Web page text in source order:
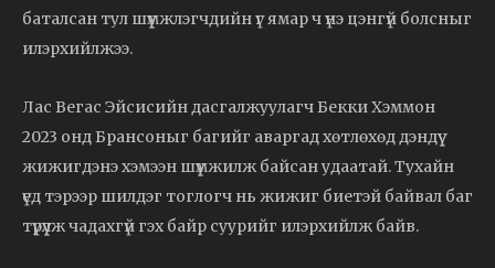
баталсан тул шүүмжлэгчдийн үг ямар ч үнэ цэнгүй болсныг
илэрхийлжээ.
Лас Вегас Эйсисийн дасгалжуулагч Бекки Хэммон
2023 онд Брансоныг багийг аваргад хөтлөхөд дэндүү
жижигдэнэ хэмээн шүүмжилж байсан удаатай. Тухайн
үед тэрээр шилдэг тоглогч нь жижиг биетэй байвал баг
түрүүлж чадахгүй гэх байр суурийг илэрхийлж байв.